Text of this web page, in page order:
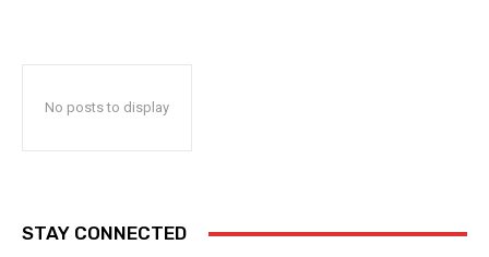
No posts to display
STAY CONNECTED